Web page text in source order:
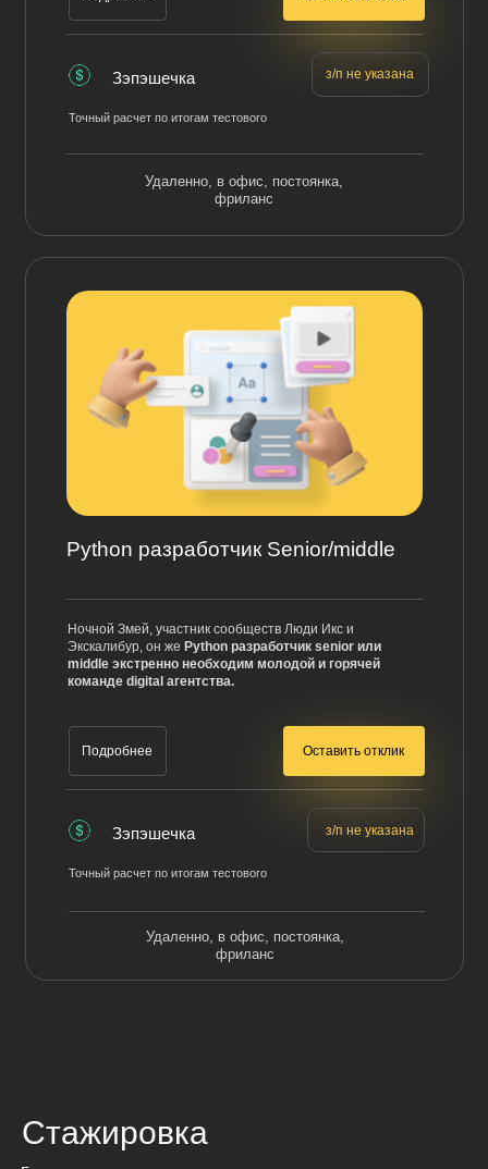
Зэпэшечка з/п не указана
Точный расчет по итогам тестового
Удаленно, в офис, постоянка,
фриланс
Python разработчик Senior/middle
Ночной Змей, участник сообществ Люди Икс и
Экскалибур, он же Python разработчик senior или
middle экстренно необходим молодой и горячей
команде digital агентства.
Оставить отклик
Подробнее
Зэпэшечка з/п не указана
Точный расчет по итогам тестового
Удаленно, в офис, постоянка,
фриланс
Стажировка